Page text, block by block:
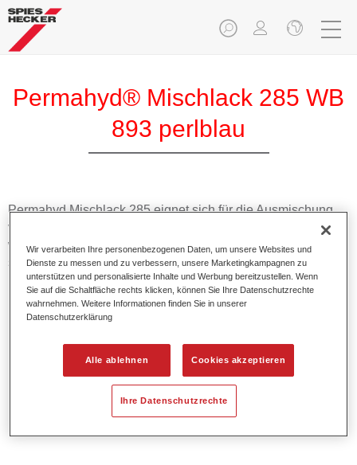
Permahyd® Mischlack 285 WB
893 perlblau
Permahyd Mischlack 285 eignet sich für die Ausmischung
von Permahyd Perlmutt Basislack 285, einem hochwertigen
wasserverdünnbaren Basislacksystem. Es basiert auf einer
speziellen PU-Dispersionstechnologie für Uni- und
Effektlackierungen.
Produktmerkmale
1,5 Spritzgängen.
Bietet ein gutes Standvermögen.
Verfügt über ein hohes Deckvermögen.
Besitzt eine hohe Farbtongenauigkeit.
Wir verarbeiten Ihre personenbezogenen Daten, um unsere Websites und
Dienste zu messen und zu verbessern, unsere Marketingkampagnen zu
unterstützen und personalisierte Inhalte und Werbung bereitzustellen. Wenn
Sie auf die Schaltfläche rechts klicken, können Sie Ihre Datenschutzrechte
wahrnehmen. Weitere Informationen finden Sie in unserer
Datenschutzerklärung
Alle ablehnen Cookies akzeptieren
Ihre Datenschutzrechte